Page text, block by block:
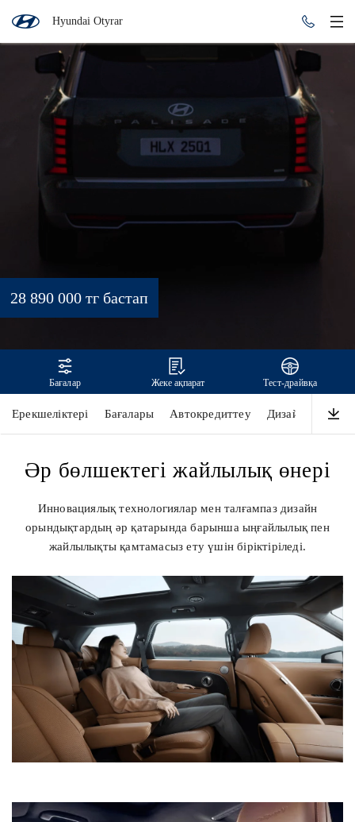
Hyundai Otyrar
Жаңа PALISADE
28 890 000 тг бастап
Бағалар Жеке ақпарат Тест-драйвқа
Ерекшеліктері Бағалары Автокредиттеу Дизайн
Әр бөлшектегі жайлылық өнері
Инновациялық технологиялар мен талғампаз дизайн
орындықтардың әр қатарында барынша ыңғайлылық пен
жайлылықты қамтамасыз ету үшін біріктіріледі.